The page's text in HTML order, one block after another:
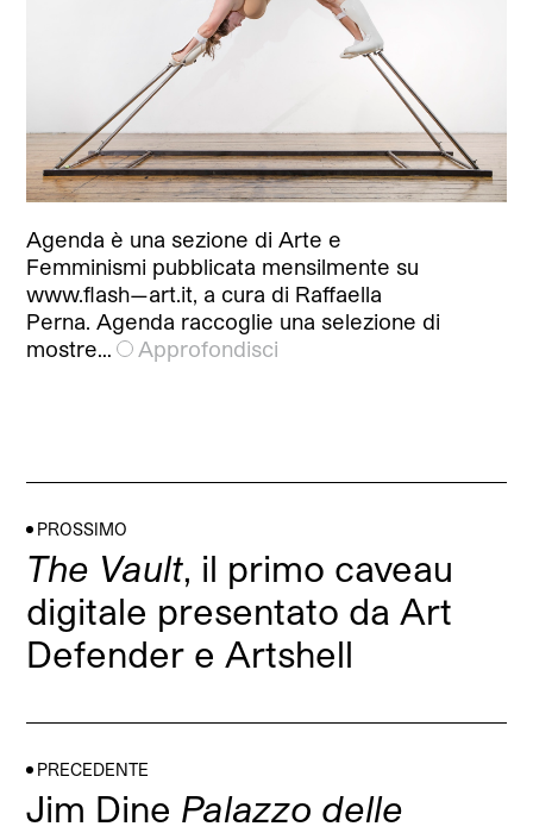
Agenda è una sezione di Arte e
Femminismi pubblicata mensilmente su
www.flash—art.it, a cura di Raffaella
Perna. Agenda raccoglie una selezione di
mostre…
Approfondisci
PROSSIMO
The Vault, il primo caveau
digitale presentato da Art
Defender e Artshell
PRECEDENTE
Jim Dine Palazzo delle